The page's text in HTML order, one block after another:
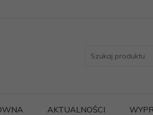
AKTUALNOŚCI